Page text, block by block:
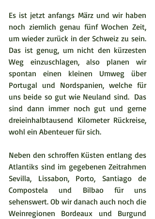
Es ist jetzt anfangs März und wir haben
noch ziemlich genau fünf Wochen Zeit,
um wieder zurück in der Schweiz zu sein.
Das ist genug, um nicht den kürzesten
Weg einzuschlagen, also planen wir
spontan einen kleinen Umweg über
Portugal und Nordspanien, welche für
uns beide so gut wie Neuland sind.  Das
sind dann immer noch gut und gerne
dreieinhalbtausend Kilometer Rückreise,
wohl ein Abenteuer für sich.
Neben den schroffen Küsten entlang des
Atlantiks sind im gegebenen Zeitrahmen
Sevilla, Lissabon, Porto, Santiago de
Compostela und Bilbao für uns
sehenswert. Ob wir danach auch noch die
Weinregionen Bordeaux und Burgund